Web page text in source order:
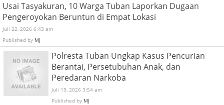
Usai Tasyakuran, 10 Warga Tuban Laporkan Dugaan
Pengeroyokan Beruntun di Empat Lokasi
Juli 22, 2026 6:43 am
Published by MJ
Polresta Tuban Ungkap Kasus Pencurian
Berantai, Persetubuhan Anak, dan
Peredaran Narkoba
Juli 19, 2026 3:54 am
Published by MJ